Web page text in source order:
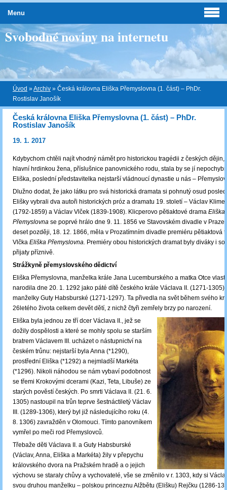
Svobodné noviny na internetu
Úvod »Archiv » Česká královna Eliška Přemyslovna (1. část) – PhDr.
Rostislav Janošík
Česká královna Eliška Přemyslovna (1. část) – PhDr.
Rostislav Janošík
19. 1. 2017
Kdybychom chtěli najít vhodný námět pro historickou tragédii z českých dějin,
hlavní hrdinkou žena, příslušnice panovnického rodu, stala by se jí
Eliška, poslední představitelka nejstarší vládnoucí dynastie u nás –
Dlužno dodat, že jako látku pro svá historická dramata si pohnutý osud
Elišky vybrali dva autoři historických próz a dramatu 19. století – Václav
(1792-1859) a Václav Vlček (1839-1908). Klicperovo pětiaktové drama
Přemyslovna se poprvé hrálo dne 9. 11. 1856 ve Stavovském divadle v
deset později, 18. 12. 1866, měla v Prozatímním divadle premiéru pětiaktová
Vlčka Eliška Přemyslovna. Premiéry obou historických dramat byly diváky i
přijaty příznivě.
Strážkyně přemyslovského dědictví
Eliška Přemyslovna, manželka krále Jana Lucemburského a matka Otce
narodila dne 20. 1. 1292 jako páté dítě českého krále Václava II. (1271-1305)
manželky Guty Habsburské (1271-1297). Ta přivedla na svět během svého
26letého života celkem devět dětí, z nichž čtyři zemřely brzy po narození.
Eliška byla jednou ze tří dcer Václava II., jež se
dožily dospělosti a které se mohly spolu se starším
bratrem Václavem III. ucházet o nástupnictví na
českém trůnu: nejstarší byla Anna (*1290),
prostřední Eliška (*1292) a nejmladší Markéta
(*1296). Nikoli náhodou se nám vybaví podobnost
se třemi Krokovými dcerami (Kazi, Teta, Libuše) ze
starých pověstí českých. Po smrti Václava II. (21. 6.
1305) nastoupil na trůn teprve šestnáctiletý Václav
III. (1289-1306), který byl již následujícího roku (4.
8. 1306) zavražděn v Olomouci. Tímto panovníkem
vymřel po meči rod Přemyslovců.
Třebaže děti Václava II. a Guty Habsburské
(Václav, Anna, Eliška a Markéta) žily v přepychu
královského dvora na Pražském hradě a o jejich
výchovu se staraly chůvy a vychovatelé, vše se změnilo v r. 1303, kdy si
svou druhou manželku – polskou princeznu Alžbětu (Elišku) Rejčku (1286-
Menu